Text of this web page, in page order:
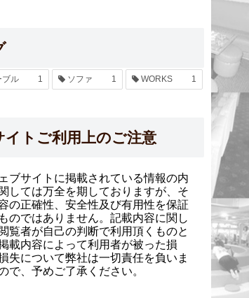
ブル 1 ソファ 1 WORKS 1
イトご利用上のご注意
ブサイトに掲載されている情報の内
しては万全を期しておりますが、そ
の正確性、安全性及び有用性を保証
のではありません。記載内容に関し
覧者が自己の判断で利用頂くものと
載内容によって利用者が被った損
失について弊社は一切責任を負いま
で、予めご了承ください。